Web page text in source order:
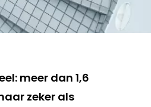
meer dan 1,6
zeker als